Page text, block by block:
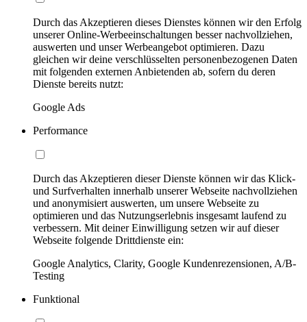
Durch das Akzeptieren dieses Dienstes können wir den Erfolg
unserer Online-Werbeeinschaltungen besser nachvollziehen,
auswerten und unser Werbeangebot optimieren. Dazu
gleichen wir deine verschlüsselten personenbezogenen Daten
mit folgenden externen Anbietenden ab, sofern du deren
Dienste bereits nutzt:
Google Ads
Performance
Durch das Akzeptieren dieser Dienste können wir das Klick-
und Surfverhalten innerhalb unserer Webseite nachvollziehen
und anonymisiert auswerten, um unsere Webseite zu
optimieren und das Nutzungserlebnis insgesamt laufend zu
verbessern. Mit deiner Einwilligung setzen wir auf dieser
Webseite folgende Drittdienste ein:
Google Analytics, Clarity, Google Kundenrezensionen, A/B-
Testing
Funktional